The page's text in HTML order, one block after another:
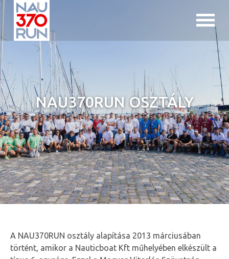
NAU370RUN OSZTÁLY
A NAU370RUN osztály alapítása 2013 márciusában
történt, amikor a Nauticboat Kft műhelyében elkészült a